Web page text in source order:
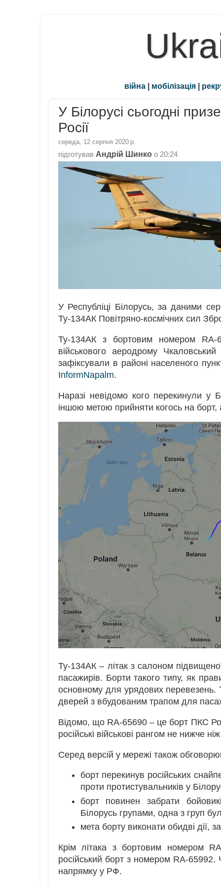
війна | мобілізація |
У Білорусі сьогодні
Росії
середа, 12 серпня 2020 р.
підготував Андрій Шинко о 20:24
У Республіці Білорусь, за даними
Ту-134АК Повітряно-космічних сил
Ту-134АК з бортовим номером
військового аеродрому
зафіксували в районі населеного
InformNapalm.
Наразі невідомо кого перекинули у
іншою метою прийняти когось на
Ту-134АК – літак з салоном
пасажирів. Борти такого типу, як
основному для урядових перевезень.
дверей з вбудованим трапом для
Відомо, що RA-65690 – це борт ПКС
російські військові рангом не нижче
Серед версій у мережі також
борт перекинув російських
проти протистувальників у
борт повинен забрати
Білорусь групами, одна з груп
мета борту виконати обидві дії,
Крім літака з бортовим номером
російський борт з номером RA-65992.
напрямку у РФ.